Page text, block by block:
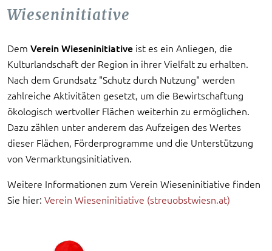
Wieseninitiative
Dem Verein Wieseninitiative ist es ein Anliegen, die
Kulturlandschaft der Region in ihrer Vielfalt zu erhalten.
Nach dem Grundsatz "Schutz durch Nutzung" werden
zahlreiche Aktivitäten gesetzt, um die Bewirtschaftung
ökologisch wertvoller Flächen weiterhin zu ermöglichen.
Dazu zählen unter anderem das Aufzeigen des Wertes
dieser Flächen, Förderprogramme und die Unterstützung
von Vermarktungsinitiativen.
Weitere Informationen zum Verein Wieseninitiative finden
Sie hier: Verein Wieseninitiative (streuobstwiesn.at)